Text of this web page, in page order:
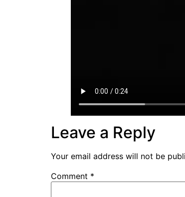
Leave a Reply
Your email address will not be
Comment *